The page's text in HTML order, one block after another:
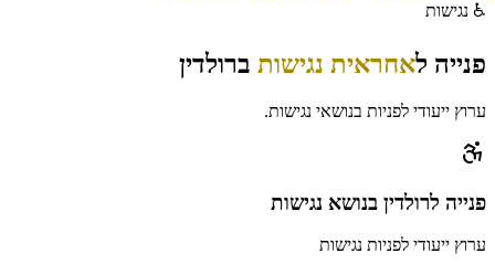
♿ נגישות
פנייה לאחראית נגישות ברולדין
ערוץ ייעודי לפניות בנושאי נגישות.
פנייה לרולדין בנושא נגישות
ערוץ ייעודי לפניות נגישות